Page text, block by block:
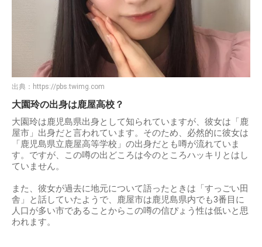
出典： https://pbs.twimg.com
大園玲の出身は鹿屋高校？
大園玲は鹿児島県出身として知られていますが、彼女は「鹿
屋市」出身だと言われています。そのため、必然的に彼女は
「鹿児島県立鹿屋高等学校」の出身だとも噂が流れていま
す。ですが、この噂の出どころは今のところハッキリとはし
ていません。
また、彼女が過去に地元について語ったときは「すっごい田
舎」と話していたようで、鹿屋市は鹿児島県内でも3番目に
人口が多い市であることからこの噂の信ぴょう性は低いと思
われます。